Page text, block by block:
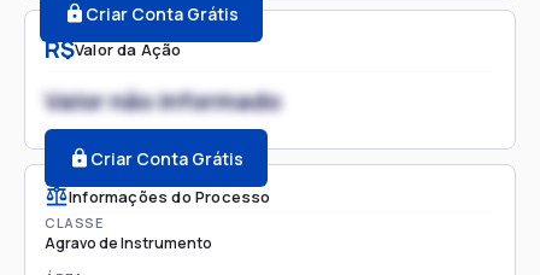
R$Valor da Ação
Valor não informado
Criar Conta Grátis
Informações do Processo
CLASSE
Agravo de Instrumento
Criar Conta Grátis